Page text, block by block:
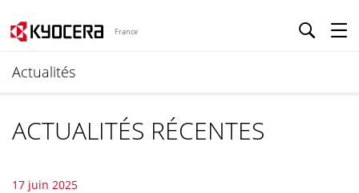
France
Actualités
ACTUALITÉS RÉCENTES
17 juin 2025